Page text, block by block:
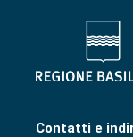
Contatti e